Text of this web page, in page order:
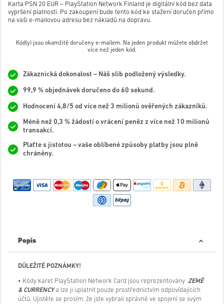
Karta PSN 20 EUR – PlayStation Network Finland je digitální kód bez data
vypršení platnosti. Po zakoupení bude tento kód ke stažení doručen přímo
na vaši e-mailovou adresu bez nákladů na dopravu.
Kód(y) jsou okamžitě doručeny e-mailem. Na jeden produkt můžete obdržet
více než jeden kód.
Zákaznická dokonalost – Náš slib podložený výsledky.
99,9 % objednávek doručeno do 60 sekund.
Hodnocení 4,8/5 od více než 3 milionů ověřených zákazníků.
Méně než 0,3 % žádostí o vrácení peněz z více než 10 milionů
transakcí.
Plaťte s jistotou – vaše oblíbené způsoby platby jsou plně
chráněny.
Popis
DŮLEŽITÉ POZNÁMKY!
• Kódy karet PlayStation Network Card jsou reprezentovány ZEMĚ
& CURRENCY a lze ji uplatnit pouze prostřednictvím odpovídajících
účtů. Ujistěte se prosím, že jste vybrali správně ve spojení se svým